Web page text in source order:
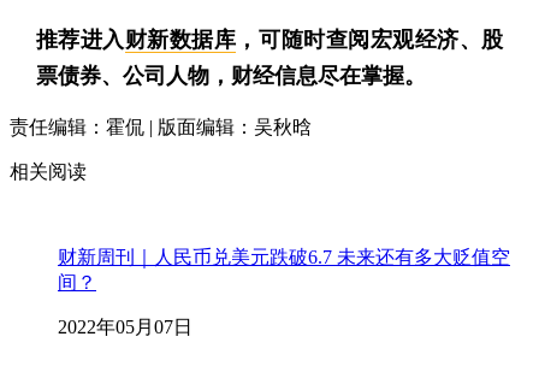
推荐进入 财新数据库 ，可随时查阅宏观经济、股
票债券、公司人物，财经信息尽在掌握。
责任编辑：霍侃 | 版面编辑：吴秋晗
相关阅读
财新周刊｜人民币兑美元跌破6.7 未来还有多大贬值空
间？
2022年05月07日